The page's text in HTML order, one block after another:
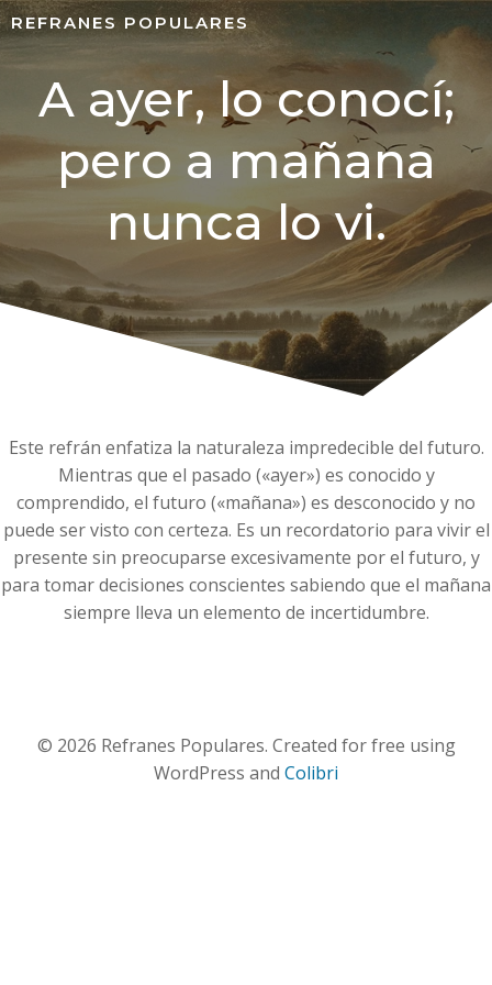
REFRANES POPULARES
A ayer, lo conocí;
pero a mañana
nunca lo vi.
Este refrán enfatiza la naturaleza impredecible del futuro.
Mientras que el pasado («ayer») es conocido y
comprendido, el futuro («mañana») es desconocido y no
puede ser visto con certeza. Es un recordatorio para vivir el
presente sin preocuparse excesivamente por el futuro, y
para tomar decisiones conscientes sabiendo que el mañana
siempre lleva un elemento de incertidumbre.
© 2026 Refranes Populares. Created for free using
WordPress and Colibri